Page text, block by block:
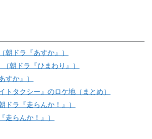
朝ドラ『あすか』）
朝ドラ『ひまわり』）
すか』）
トタクシー』のロケ地（まとめ）
ドラ『走らんか！』）
走らんか！』）